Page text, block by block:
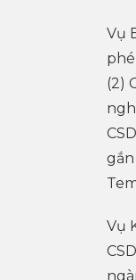
Vụ
(2)
gắn
Vụ